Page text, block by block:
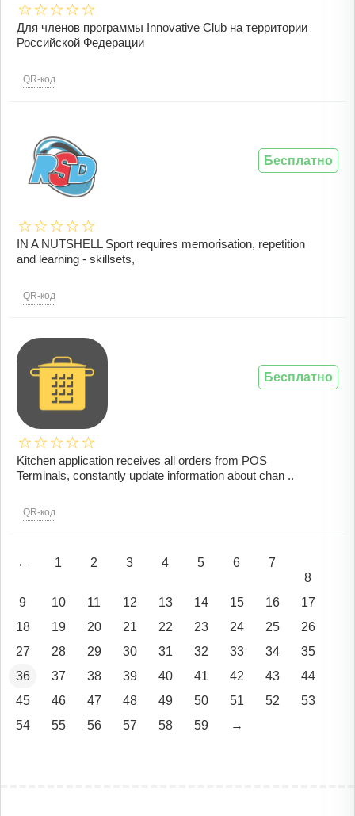
Для членов программы Innovative Club на территории
Российской Федерации
QR-код
IN A NUTSHELL Sport requires memorisation, repetition
and learning - skillsets,
QR-код
Бесплатно
Kitchen application receives all orders from POS
Terminals, constantly update information about chan ..
QR-код
Бесплатно
← 1 2 3 4 5 6
7
8
9
10 11 12 13 14 15 16
17
18
19 20 21 22 23 24 25
26
27
28 29 30 31 32 33 34
35
36
37 38 39 40 41 42 43
44
45
46 47 48 49 50 51 52
53
54
55 56 57 58 59 →